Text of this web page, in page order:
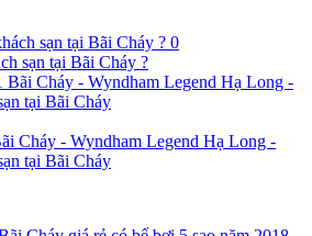
0
sạn tại Bãi Cháy ?
Cháy - Wyndham Legend Hạ Long -
tại Bãi Cháy